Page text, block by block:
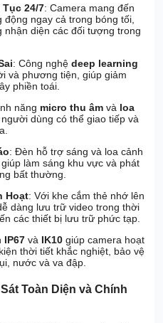
Tục 24/7: Camera mang đến
ngay cả trong bóng tối,
nhận diện các đối tượng trong
: Công nghệdeep learning
và phương tiện, giúp giảm
phiền toái.
năng micro thu âm và loa
dùng có thể giao tiếp và
: Đèn hỗ trợ sáng và loa cảnh
giúp làm sáng khu vực và phát
bất thường.
Hoạt: Với khe cắm thẻ nhớ lên
dàng lưu trữ video trong thời
các thiết bị lưu trữ phức tạp.
IP67 và IK10 giúp camera hoạt
thời tiết khắc nghiệt, bảo vệ
nước và va đập.
Toàn Diện và Chính